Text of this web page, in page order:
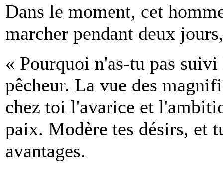
Dans le moment, cet
marcher pendant deux
« Pourquoi n'as-tu pas
pêcheur. La vue des
chez toi l'avarice et
paix. Modère tes désirs, et
avantages.